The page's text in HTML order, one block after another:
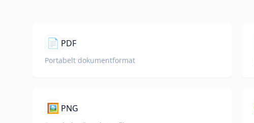
📄 PDF
Portabelt dokumentformat
🖼️ PNG